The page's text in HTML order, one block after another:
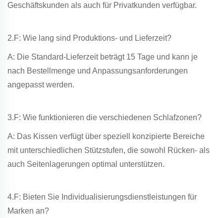
Geschäftskunden als auch für Privatkunden verfügbar.
2.F: Wie lang sind Produktions- und Lieferzeit?
A: Die Standard-Lieferzeit beträgt 15 Tage und kann je
nach Bestellmenge und Anpassungsanforderungen
angepasst werden.
3.F: Wie funktionieren die verschiedenen Schlafzonen?
A: Das Kissen verfügt über speziell konzipierte Bereiche
mit unterschiedlichen Stützstufen, die sowohl Rücken- als
auch Seitenlagerungen optimal unterstützen.
4.F: Bieten Sie Individualisierungsdienstleistungen für
Marken an?